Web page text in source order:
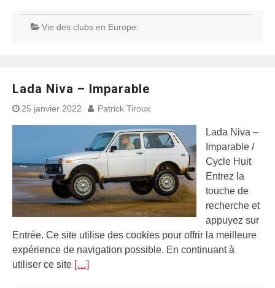
Vie des clubs en Europe.
Lada Niva – Imparable
25 janvier 2022 Patrick Tiroux
Lada Niva –
Imparable /
Cycle Huit
Entrez la
touche de
recherche et
appuyez sur
Entrée. Ce site utilise des cookies pour offrir la meilleure
expérience de navigation possible. En continuant à
utiliser ce site […]